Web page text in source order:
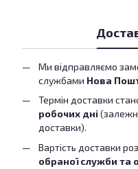
Ми відправляємо
службами Нова
Термін доставки
робочих дні
доставки).
Вартість доставки
обраної служби та